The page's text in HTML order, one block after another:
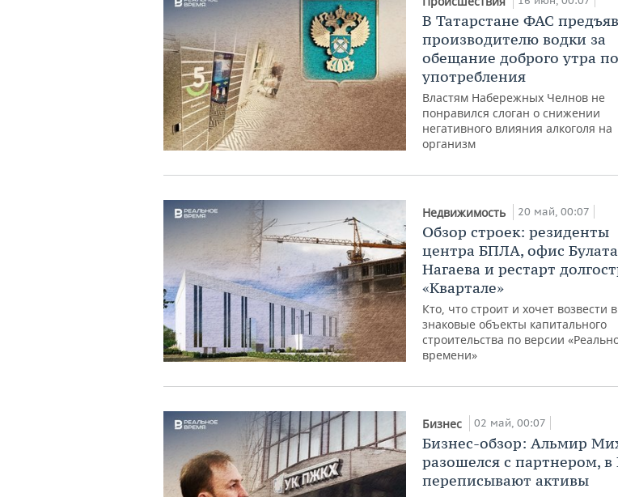
В Татарстане ФАС
производителю водки за
обещание доброго утра
употребления
Властям Набережных Челнов не
понравился слоган о снижении
негативного влияния алкоголя на
организм
Недвижимость 20 май, 00:07
Обзор строек: резиденты
центра БПЛА, офис Булата
Нагаева и рестарт
«Квартале»
Кто, что строит и хочет возвести
знаковые объекты капитального
строительства по версии
времени»
Бизнес 02 май, 00:07
Бизнес-обзор: Альмир
разошелся с партнером,
переписывают активы